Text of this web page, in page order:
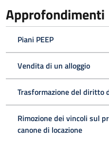
Approfondimenti
Piani PEEP
Vendita di un alloggio
Trasformazione del diritto
Rimozione dei vincoli sul
canone di locazione